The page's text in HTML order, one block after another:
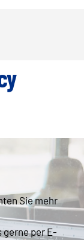
Sie mehr
gerne per E-